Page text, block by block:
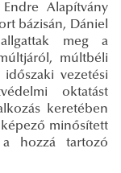
Alapítvány
bázisán, Dániel
meg a
múltbéli
időszaki vezetési
oktatást
keretében
minősített
hozzá tartozó